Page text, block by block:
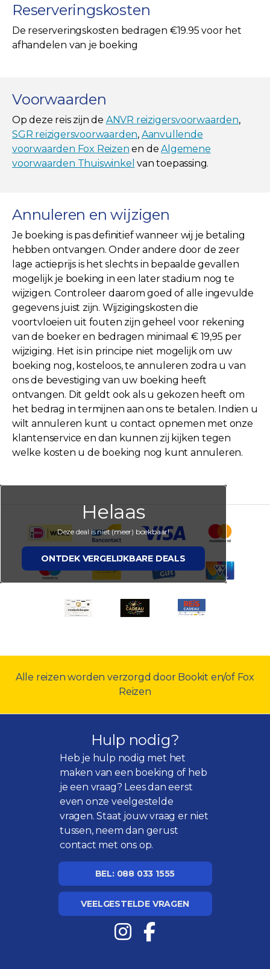
Reserveringskosten
De reserveringskosten bedragen €19.95 voor het
afhandelen van je boeking
Voorwaarden
Op deze reis zijn de ANVR reizigersvoorwaarden,
SGR reizigersvoorwaarden, Aanvullende
voorwaarden Fox Reizen en deAlgemene
voorwaarden Thuiswinkel van toepassing.
Annuleren en wijzigen
Je boeking is pas definitief wanneer wij je betaling
hebben ontvangen. Onder andere door de zeer
lage actieprijs is het slechts in bepaalde gevallen
mogelijk je boeking in een later stadium nog te
wijzigen. Controleer daarom goed of alle ingevulde
gegevens juist zijn. Wijzigingskosten die
voortvloeien uit fouten zijn geheel voor rekening
van de boeker en bedragen minimaal € 19,95 per
wijziging. Het is in principe niet mogelijk om uw
boeking nog, kosteloos, te annuleren zodra u van
ons de bevestiging van uw boeking heeft
ontvangen. Dit geldt ook als u gekozen heeft om
het bedrag in termijnen aan ons te betalen. Indien u
wilt annuleren kunt u contact opnemen met onze
klantenservice en dan kunnen zij kijken tegen
welke kosten u de boeking nog kunt annuleren.
Helaas
Deze deal is niet (meer) boekbaar!
ONTDEK VERGELIJKBARE DEALS
Alle reizen worden verzorgd door Bookit en/of Fox
Reizen
Hulp nodig?
Heb je hulp nodig met het
maken van een boeking of heb
je een vraag? Lees dan eerst
even onzeveelgestelde
vragen. Staat jouw vraag er niet
tussen, neem dan gerust
contact met ons op.
BEL: 088 033 1555
VEELGESTELDE VRAGEN